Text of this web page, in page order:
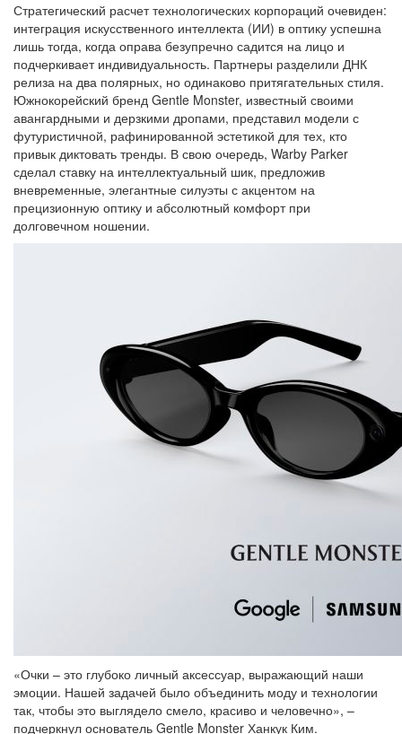
Стратегический расчет технологических корпораций очевиден:
интеграция искусственного интеллекта (ИИ) в оптику успешна
лишь тогда, когда оправа безупречно садится на лицо и
подчеркивает индивидуальность. Партнеры разделили ДНК
релиза на два полярных, но одинаково притягательных стиля.
Южнокорейский бренд Gentle Monster, известный своими
авангардными и дерзкими дропами, представил модели с
футуристичной, рафинированной эстетикой для тех, кто
привык диктовать тренды. В свою очередь, Warby Parker
сделал ставку на интеллектуальный шик, предложив
вневременные, элегантные силуэты с акцентом на
прецизионную оптику и абсолютный комфорт при
долговечном ношении.
«Очки – это глубоко личный аксессуар, выражающий наши
эмоции. Нашей задачей было объединить моду и технологии
так, чтобы это выглядело смело, красиво и человечно», –
подчеркнул основатель Gentle Monster Ханкук Ким.